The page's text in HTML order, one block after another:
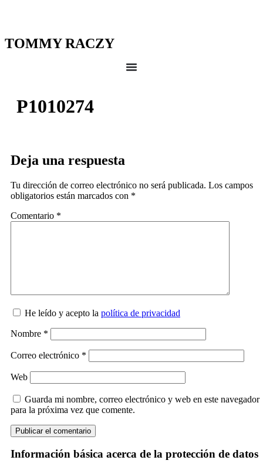
TOMMY RACZY
P1010274
Deja una respuesta
Tu dirección de correo electrónico no será publicada. Los campos
obligatorios están marcados con *
Comentario *
He leído y acepto la política de privacidad
Nombre *
Correo electrónico *
Web
Guarda mi nombre, correo electrónico y web en este navegador
para la próxima vez que comente.
Información básica acerca de la protección de datos